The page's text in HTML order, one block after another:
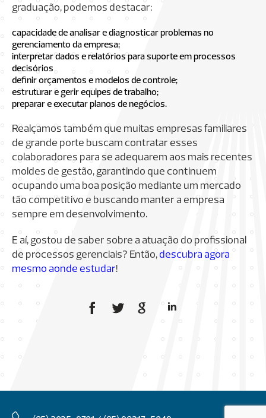
graduação, podemos destacar:
capacidade de analisar e diagnosticar problemas no
gerenciamento da empresa;
interpretar dados e relatórios para suporte em processos
decisórios
definir orçamentos e modelos de controle;
estruturar e gerir equipes de trabalho;
preparar e executar planos de negócios.
Realçamos também que muitas empresas familiares
de grande porte buscam contratar esses
colaboradores para se adequarem aos mais recentes
moldes de gestão, garantindo que continuem
ocupando uma boa posição mediante um mercado
tão competitivo e buscando manter a empresa
sempre em desenvolvimento.
E aí, gostou de saber sobre a atuação do profissional
de processos gerenciais? Então, descubra agora
mesmo aonde estudar!